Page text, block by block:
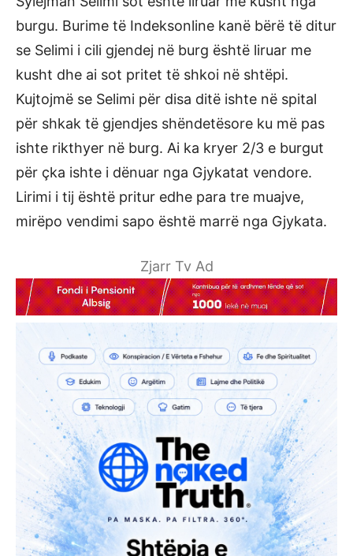
burgu. Burime të Indeksonline kanë bërë të ditur
se Selimi i cili gjendej në burg është liruar me
kusht dhe ai sot pritet të shkoi në shtëpi.
Kujtojmë se Selimi për disa ditë ishte në spital
për shkak të gjendjes shëndetësore ku më pas
ishte rikthyer në burg. Ai ka kryer 2/3 e burgut
për çka ishte i dënuar nga Gjykatat vendore.
Lirimi i tij është pritur edhe para tre muajve,
mirëpo vendimi sapo është marrë nga Gjykata.
Zjarr Tv Ad